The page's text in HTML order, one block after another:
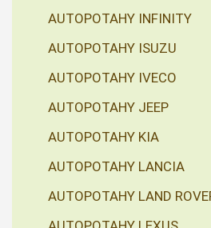
AUTOPOTAHY INFINITY
AUTOPOTAHY ISUZU
AUTOPOTAHY IVECO
AUTOPOTAHY JEEP
AUTOPOTAHY KIA
AUTOPOTAHY LANCIA
AUTOPOTAHY LAND